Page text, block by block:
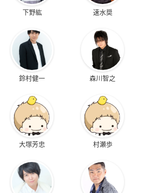
下野紘 速水奨
鈴村健一 森川智之
大塚芳忠 村瀬歩